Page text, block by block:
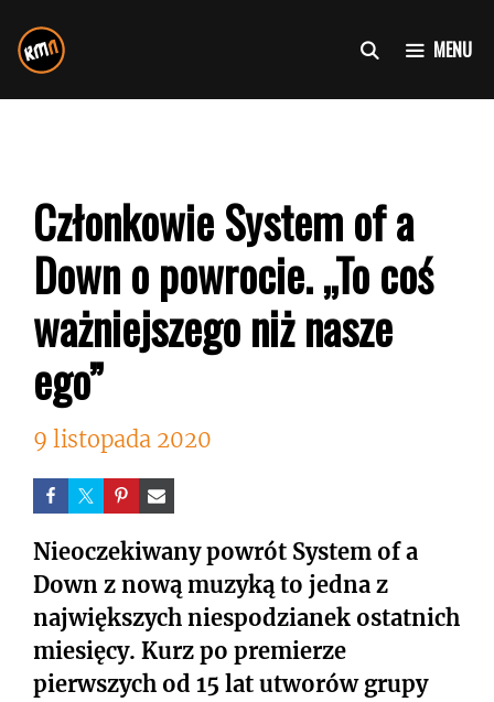
do
treści
MENU
Członkowie System of a
Down o powrocie. „To coś
ważniejszego niż nasze
ego”
9 listopada 2020
Nieoczekiwany powrót System of a
Down z nową muzyką to jedna z
największych niespodzianek ostatnich
miesięcy. Kurz po premierze
pierwszych od 15 lat utworów grupy